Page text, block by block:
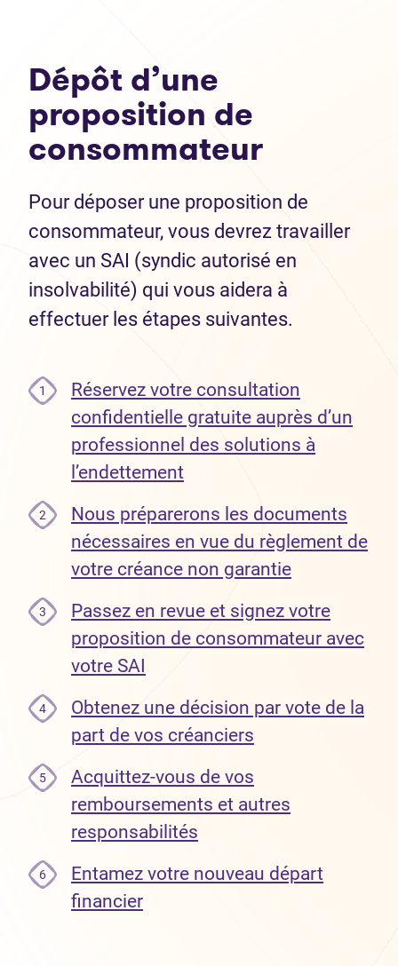
Dépôt d’une
proposition de
consommateur
Pour déposer une proposition de
consommateur, vous devrez travailler
avec un SAI (syndic autorisé en
insolvabilité) qui vous aidera à
effectuer les étapes suivantes.
1
Réservez votre consultation
confidentielle gratuite auprès d’un
professionnel des solutions à
l’endettement
2
Nous préparerons les documents
nécessaires en vue du règlement de
votre créance non garantie
3
Passez en revue et signez votre
proposition de consommateur avec
votre SAI
4
Obtenez une décision par vote de la
part de vos créanciers
5
Acquittez-vous de vos
remboursements et autres
responsabilités
6
Entamez votre nouveau départ
financier